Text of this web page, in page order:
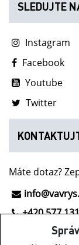
SLEDUJTE
Instagram
Facebook
Youtube
Twitter
Máte dotaz?
+420 577